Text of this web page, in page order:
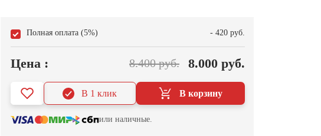
Полная оплата (5%) - 420 руб.
Цена : 8.400 руб. 8.000 руб.
В корзину
В 1 клик
или наличные.